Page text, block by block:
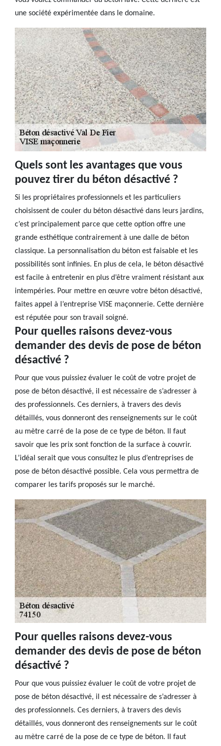
une société expérimentée dans le domaine.
Quels sont les avantages que vous
pouvez tirer du béton désactivé ?
Si les propriétaires professionnels et les particuliers
choisissent de couler du béton désactivé dans leurs jardins,
c’est principalement parce que cette option offre une
grande esthétique contrairement à une dalle de béton
classique. La personnalisation du béton est faisable et les
possibilités sont infinies. En plus de cela, le béton désactivé
est facile à entretenir en plus d’être vraiment résistant aux
intempéries. Pour mettre en œuvre votre béton désactivé,
faites appel à l’entreprise VISE maçonnerie. Cette dernière
est réputée pour son travail soigné.
Pour quelles raisons devez-vous
demander des devis de pose de béton
désactivé ?
Pour que vous puissiez évaluer le coût de votre projet de
pose de béton désactivé, il est nécessaire de s’adresser à
des professionnels. Ces derniers, à travers des devis
détaillés, vous donneront des renseignements sur le coût
au mètre carré de la pose de ce type de béton. Il faut
savoir que les prix sont fonction de la surface à couvrir.
L’idéal serait que vous consultez le plus d’entreprises de
pose de béton désactivé possible. Cela vous permettra de
comparer les tarifs proposés sur le marché.
Pour quelles raisons devez-vous
demander des devis de pose de béton
désactivé ?
Pour que vous puissiez évaluer le coût de votre projet de
pose de béton désactivé, il est nécessaire de s’adresser à
des professionnels. Ces derniers, à travers des devis
détaillés, vous donneront des renseignements sur le coût
au mètre carré de la pose de ce type de béton. Il faut